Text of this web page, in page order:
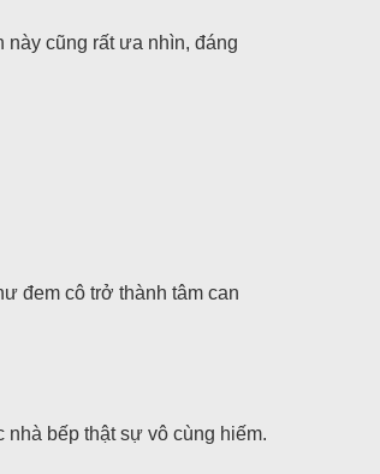
cũng rất ưa nhìn, đáng
đem cô trở thành tâm can
bếp thật sự vô cùng hiếm.